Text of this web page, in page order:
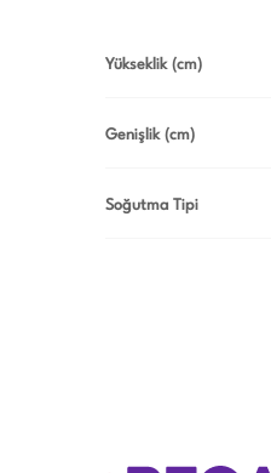
Yükseklik (cm)
161 (1)
Genişlik (cm)
54 (1)
Soğutma Tipi